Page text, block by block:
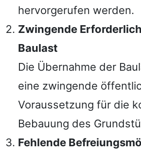
hervorgerufen werden.
Zwingende
Baulast
Die Übernahme der
eine zwingende
Voraussetzung für die
Bebauung des
Fehlende